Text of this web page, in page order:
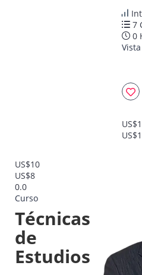
7
0
US$10
US$8
0.0
Curso
Técnicas
de
Estudios